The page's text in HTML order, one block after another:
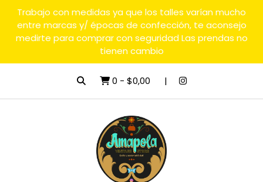
Trabajo con medidas ya que los talles varían mucho
entre marcas y/ épocas de confección, te aconsejo
medirte para comprar con seguridad Las prendas no
tienen cambio
0 - $0,00